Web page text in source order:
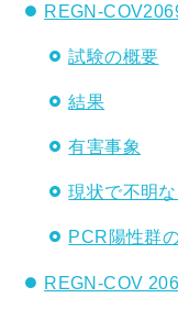
REGN-
試験の概要
結果
有害事象
現状で不明
PCR陽性群
REGN-COV